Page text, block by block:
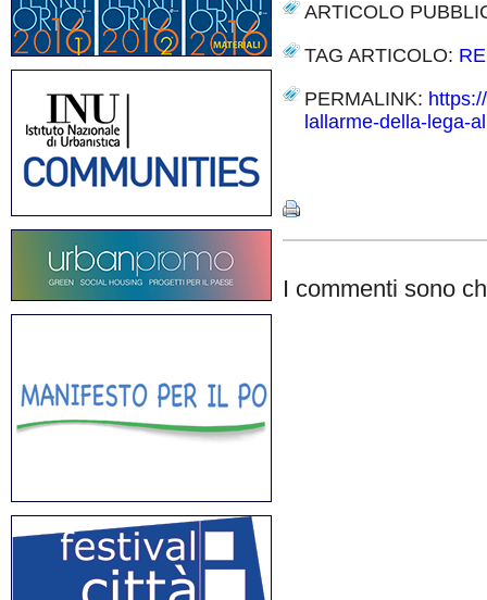
ARTICOLO
TAG ARTICOLO:
PERMALINK:
lallarme-della-lega-
I commenti sono